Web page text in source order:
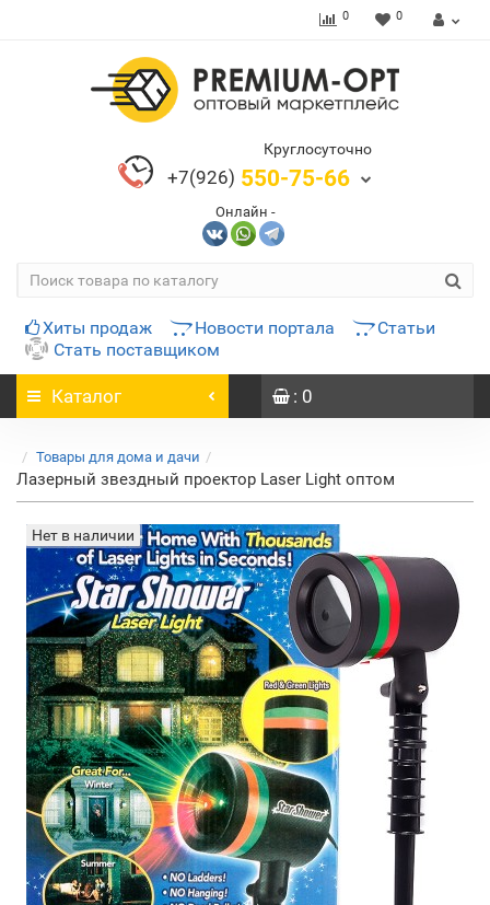
0 0
Круглосуточно
+7(926) 550-75-66
Онлайн -
Хиты продаж Новости портала
Статьи
Стать поставщиком
Каталог : 0
Товары для дома и дачи
Лазерный звездный проектор Laser Light оптом
Нет в наличии